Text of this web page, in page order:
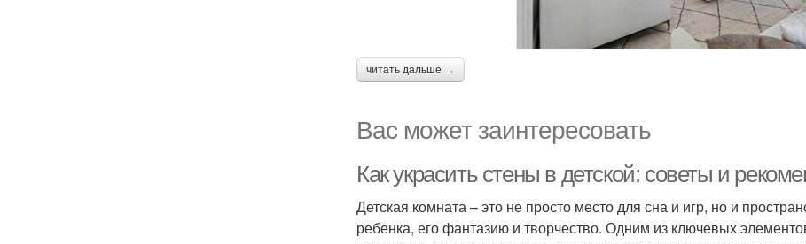
читать дальше →
Вас может заинтересовать
Как украсить стены в детской: советы и
Детская комната – это не просто место для сна и игр, но и
ребенка, его фантазию и творчество. Одним из ключевых